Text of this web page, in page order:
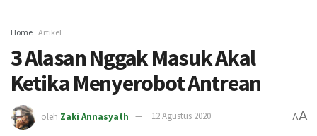
Home Artikel
3 Alasan Nggak Masuk Akal
Ketika Menyerobot Antrean
oleh Zaki Annasyath 12 Agustus 2020 AA